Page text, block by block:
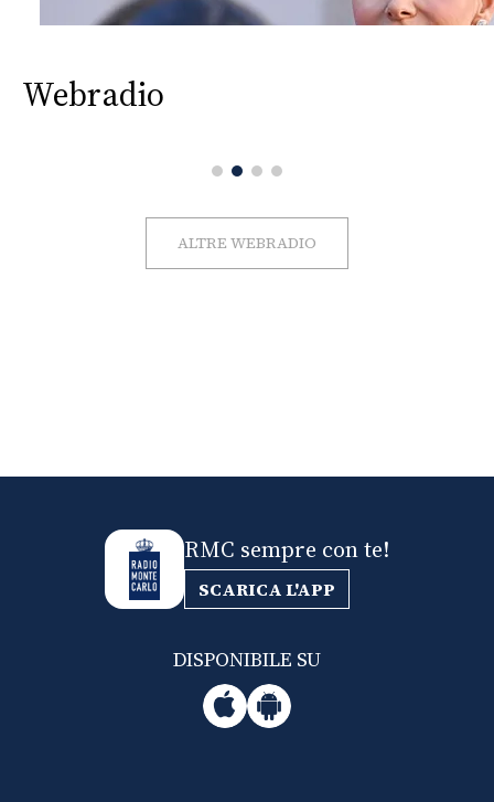
Webradio
ALTRE WEBRADIO
RMC sempre con te!
SCARICA L'APP
DISPONIBILE SU